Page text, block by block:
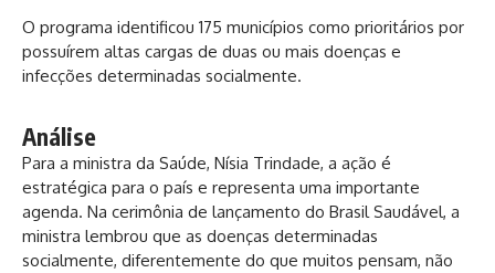
O programa identificou 175 municípios como prioritários por
possuírem altas cargas de duas ou mais doenças e
infecções determinadas socialmente.
Análise
Para a ministra da Saúde, Nísia Trindade, a ação é
estratégica para o país e representa uma importante
agenda. Na cerimônia de lançamento do Brasil Saudável, a
ministra lembrou que as doenças determinadas
socialmente, diferentemente do que muitos pensam, não